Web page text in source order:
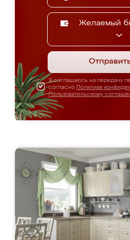
Желаемый
Я соглашаюсь на передачу
согласно Политике
Пользовательскому